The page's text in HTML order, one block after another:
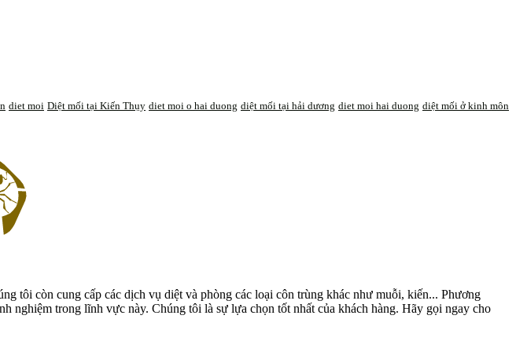
diet moi Diệt mối tại Kiến Thụy diet moi o hai duong diệt mối tại hải dương diet moi hai duong diệt mối ở kinh môn
tôi còn cung cấp các dịch vụ diệt và phòng các loại côn trùng khác như muỗi, kiến... Phương
trong lĩnh vực này. Chúng tôi là sự lựa chọn tốt nhất của khách hàng. Hãy gọi ngay cho